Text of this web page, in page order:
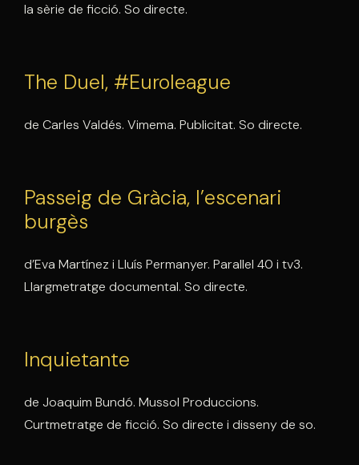
la sèrie de ficció. So directe.
The Duel, #Euroleague
de Carles Valdés. Vimema. Publicitat. So directe.
Passeig de Gràcia, l’escenari
burgès
d’Eva Martínez i Lluís Permanyer. Parallel 40 i tv3.
Llargmetratge documental. So directe.
Inquietante
de Joaquim Bundó. Mussol Produccions.
Curtmetratge de ficció. So directe i disseny de so.